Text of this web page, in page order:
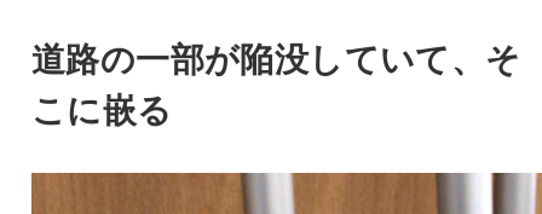
道路の一部が陥没していて、そ
こに嵌る